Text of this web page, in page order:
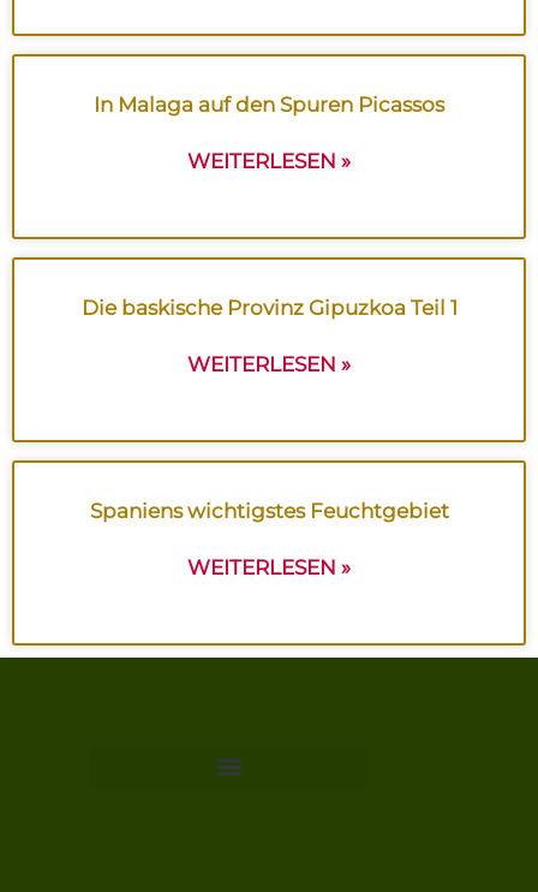
In Malaga auf den Spuren Picassos
WEITERLESEN »
Die baskische Provinz Gipuzkoa Teil 1
WEITERLESEN »
Spaniens wichtigstes Feuchtgebiet
WEITERLESEN »